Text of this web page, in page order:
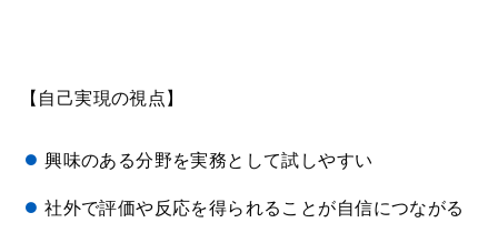
【自己実現の視点】
興味のある分野を実務として試しやすい
社外で評価や反応を得られることが自信につながる